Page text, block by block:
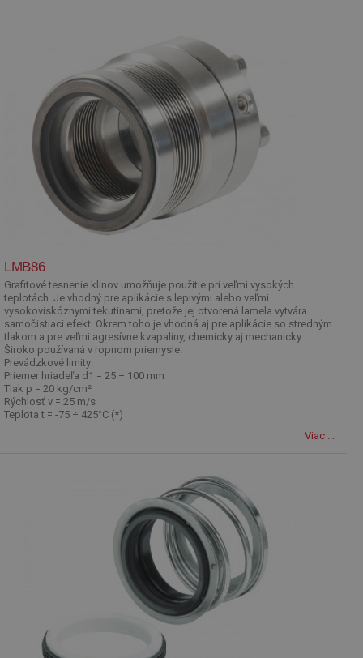
LMB86
Grafitové tesnenie klinov umožňuje použitie pri veľmi vysokých
teplotách. Je vhodný pre aplikácie s lepivými alebo veľmi
vysokoviskóznymi tekutinami, pretože jej otvorená lamela vytvára
samočistiaci efekt. Okrem toho je vhodná aj pre aplikácie so stredným
tlakom a pre veľmi agresívne kvapaliny, chemicky aj mechanicky.
Široko používaná v ropnom priemysle.
Prevádzkové limity:
Priemer hriadeľa d1 = 25 ÷ 100 mm
Tlak p = 20 kg/cm²
Rýchlosť v = 25 m/s
Teplota t = -75 ÷ 425°C (*)
Viac ...